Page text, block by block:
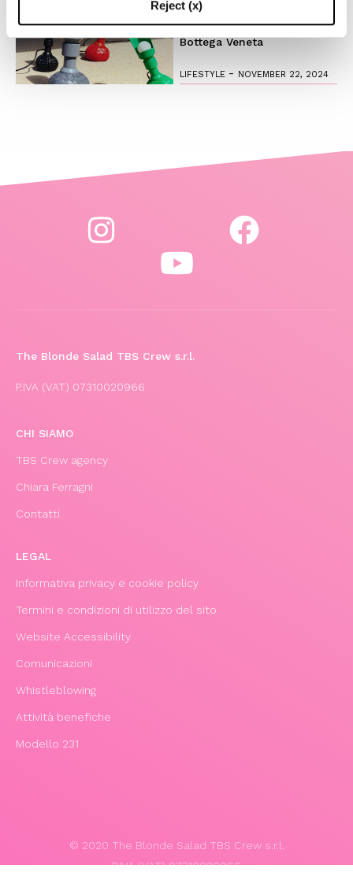
Reject (x)Il fascino del design
timeless: l’iconica lampada
di Flos creata in collab con
Bottega Veneta
LIFESTYLE - NOVEMBER 22, 2024
The Blonde Salad TBS Crew s.r.l.
P.IVA (VAT) 07310020966
CHI SIAMO
TBS Crew agency
Chiara Ferragni
Contatti
LEGAL
Informativa privacy e cookie policy
Termini e condizioni di utilizzo del sito
Website Accessibility
Comunicazioni
Whistleblowing
Attività benefiche
Modello 231
© 2020 The Blonde Salad TBS Crew s.r.l.
P.IVA (VAT) 07310020966